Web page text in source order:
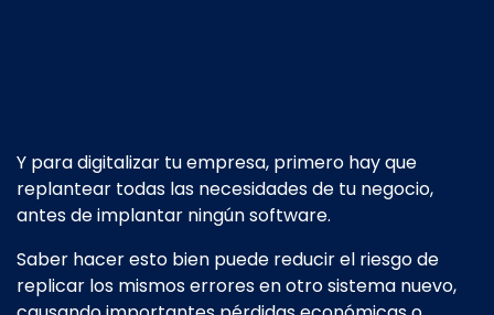
Y para digitalizar tu empresa, primero hay que
replantear todas las necesidades de tu negocio,
antes de implantar ningún software.
Saber hacer esto bien puede reducir el riesgo de
replicar los mismos errores en otro sistema nuevo,